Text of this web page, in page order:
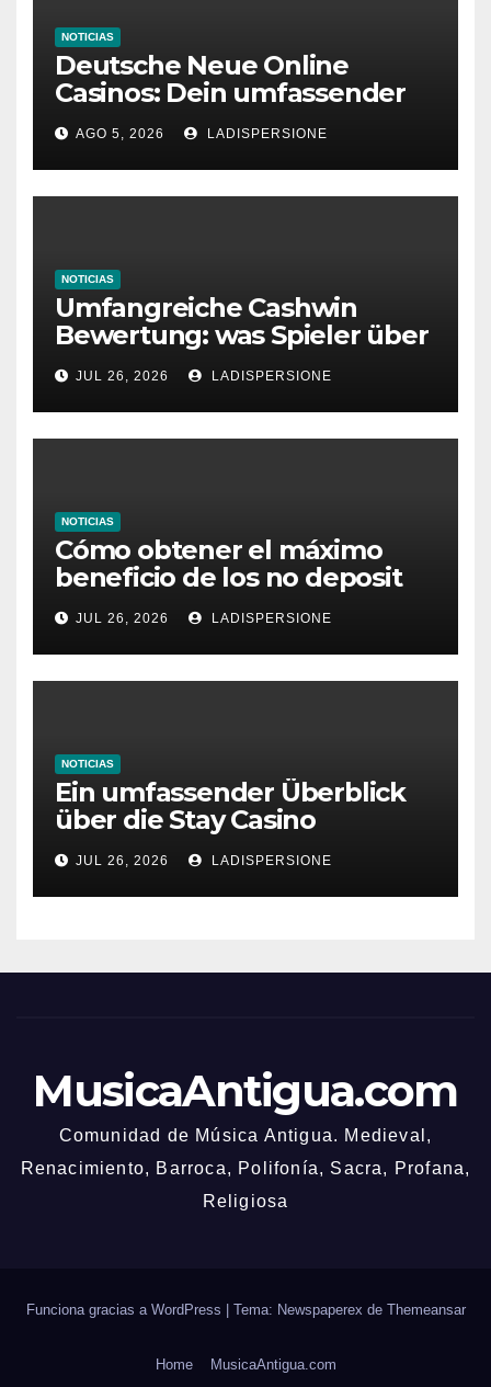
NOTICIAS
Deutsche Neue Online
Casinos: Dein umfassender
Ratgeber für moderne
Glücksspielplattformen
AGO 5, 2026 LADISPERSIONE
NOTICIAS
Umfangreiche Cashwin
Bewertung: was Spieler über
dieses Casino denken
JUL 26, 2026 LADISPERSIONE
NOTICIAS
Cómo obtener el máximo
beneficio de los no deposit
bonus codes de roby casino
JUL 26, 2026 LADISPERSIONE
NOTICIAS
Ein umfassender Überblick
über die Stay Casino
Bonusbedingungen
JUL 26, 2026 LADISPERSIONE
MusicaAntigua.com
Comunidad de Música Antigua. Medieval,
Renacimiento, Barroca, Polifonía, Sacra, Profana,
Religiosa
Funciona gracias a WordPress Tema: Newspaperex de Themeansar
Home MusicaAntigua.com